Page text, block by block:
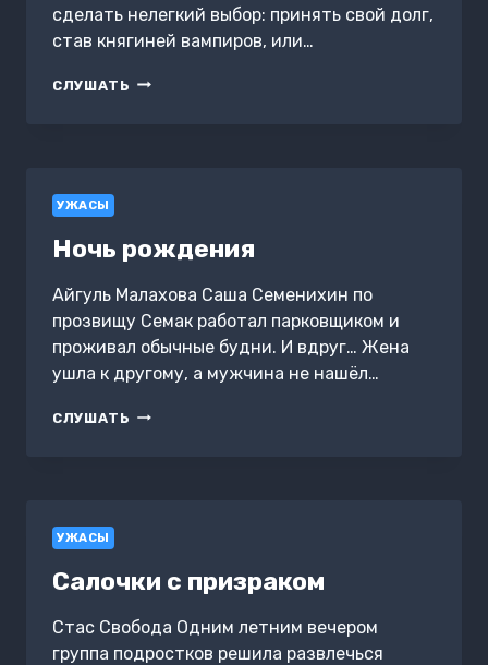
сделать нелегкий выбор: принять свой долг,
став княгиней вампиров, или…
СЛУШАТЬ ХРОНИКИ
УЖАСЫ
Ночь рождения
Айгуль Малахова Саша Семенихин по
прозвищу Семак работал парковщиком и
проживал обычные будни. И вдруг… Жена
ушла к другому, а мужчина не нашёл…
СЛУШАТЬ НОЧЬ
УЖАСЫ
Салочки с призраком
Стас Свобода Одним летним вечером
группа подростков решила развлечься